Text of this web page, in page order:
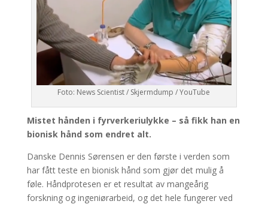
Foto: News Scientist / Skjermdump / YouTube
Mistet hånden i fyrverkeriulykke – så fikk han en
bionisk hånd som endret alt.
Danske Dennis Sørensen er den første i verden som
har fått teste en bionisk hånd som gjør det mulig å
føle. Håndprotesen er et resultat av mangeårig
forskning og ingeniørarbeid, og det hele fungerer ved